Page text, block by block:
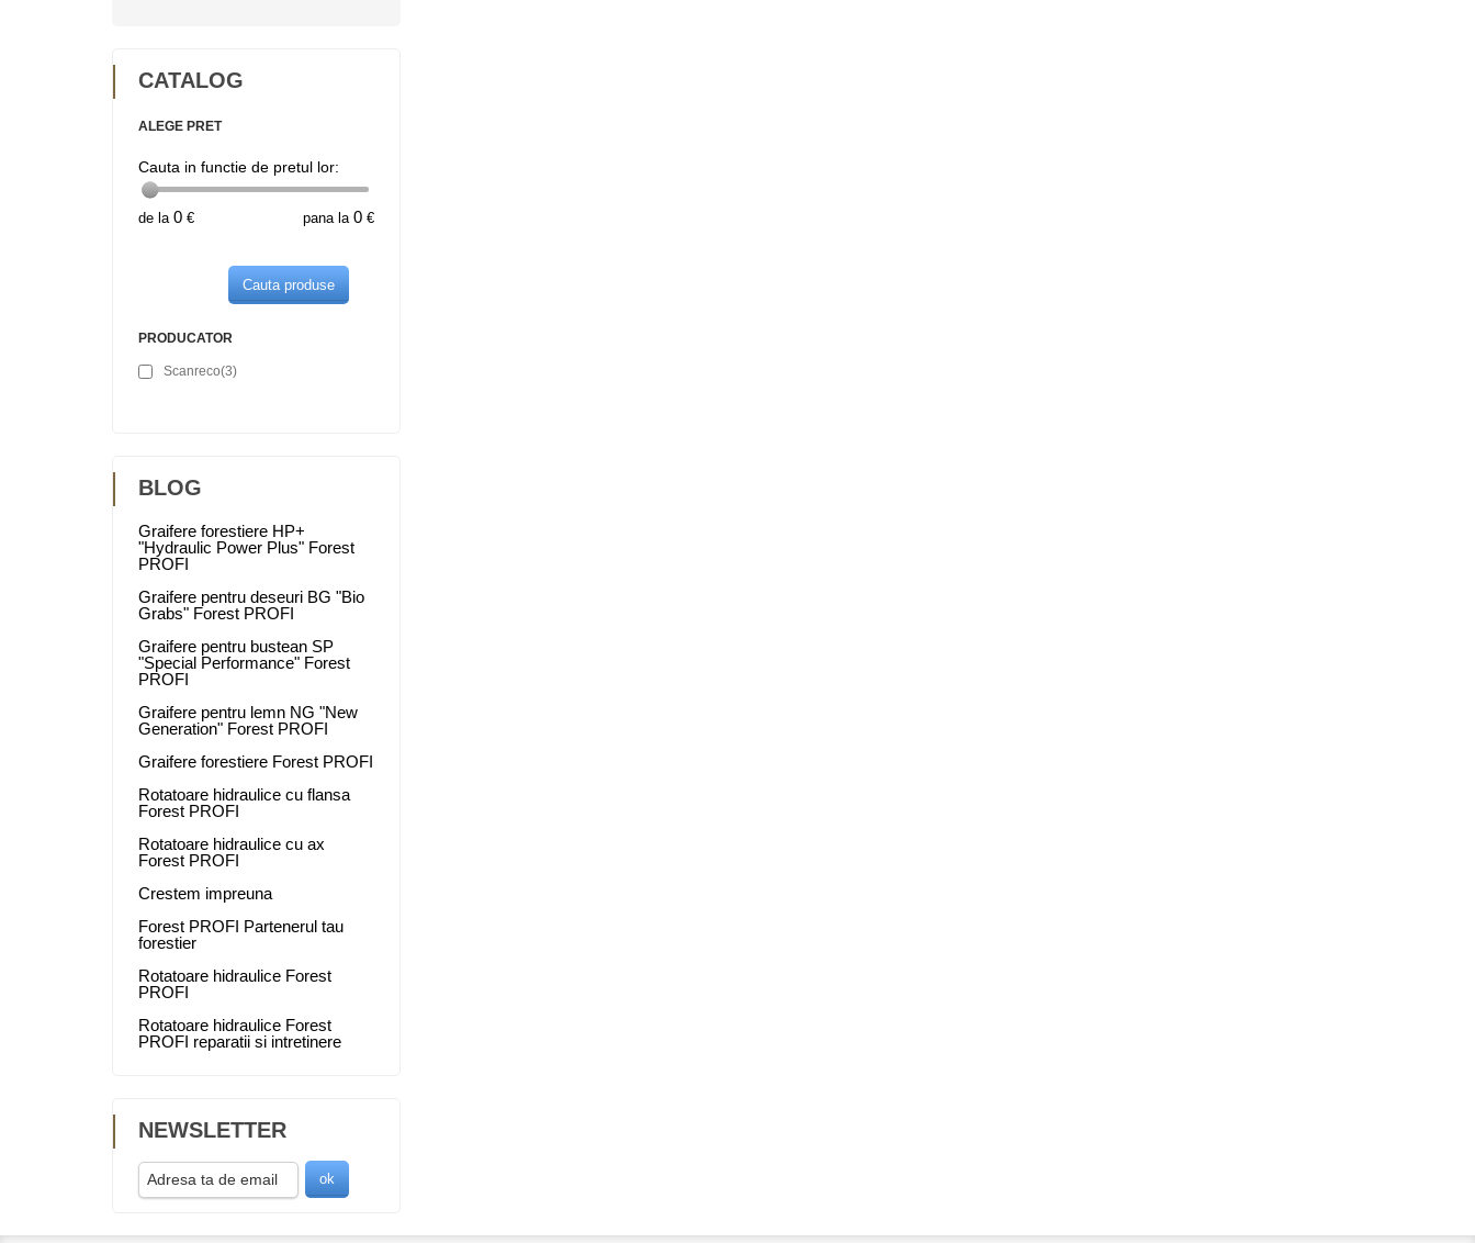
CATALOG
ALEGE PRET
Cauta in functie de pretul lor:
de la 0 € pana la 0 €
Cauta produse
PRODUCATOR
Scanreco(3)
BLOG
Graifere forestiere HP+
"Hydraulic Power Plus" Forest
PROFI
Graifere pentru deseuri BG "Bio
Grabs" Forest PROFI
Graifere pentru bustean SP
"Special Performance" Forest
PROFI
Graifere pentru lemn NG "New
Generation" Forest PROFI
Graifere forestiere Forest PROFI
Rotatoare hidraulice cu flansa
Forest PROFI
Rotatoare hidraulice cu ax
Forest PROFI
Crestem impreuna
Forest PROFI Partenerul tau
forestier
Rotatoare hidraulice Forest
PROFI
Rotatoare hidraulice Forest
PROFI reparatii si intretinere
NEWSLETTER
ok